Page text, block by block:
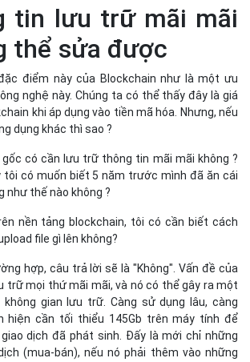
như thế nào không ?
nền tảng blockchain, tôi có cần biết cách
file gì lên không?
hợp, câu trả lời sẽ là "Không". Vấn đề của
trữ mọi thứ mãi mãi, và nó có thể gây ra một
gian lưu trữ. Càng sử dụng lâu, càng
hiện cần tối thiểu 145Gb trên máy tính để
giao dịch đã phát sinh. Đấy là mới chỉ những
(mua-bán), nếu nó phải thêm vào những
phẩm, vận chuyển, và những metadata
nào. Mỗi node khi muốn tham gia vào hệ
ổ cứng dung lượng lớn để download sổ cái
băng thông
với những node khác để nhận giao dịch về,
công bố kết quả kiểm tra giao dịch. Những
băng thông mạng, có thể ảnh hưởng lớn tới
khu vực. Từ link ở phần 1 các bạn cũng có